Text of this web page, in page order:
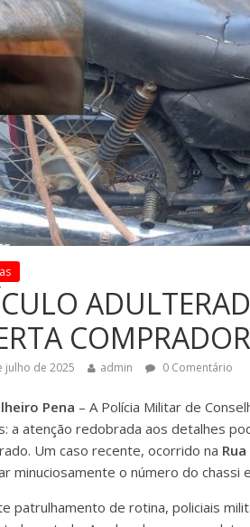
julho de 2025 admin 0 Comentário
Pena – A Polícia Militar de
a atenção redobrada aos detalhes
Um caso recente, ocorrido na
minuciosamente o número do chassi
patrulhamento de rotina, policiais